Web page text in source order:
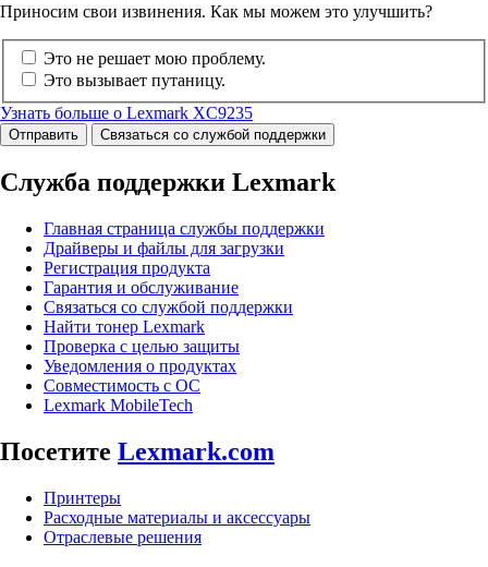
Приносим свои извинения. Как мы можем это улучшить?
Это не решает мою проблему.
Это вызывает путаницу.
Узнать больше о Lexmark XC9235
Отправить Связаться со службой поддержки
Служба поддержки Lexmark
Главная страница службы поддержки
Драйверы и файлы для загрузки
Регистрация продукта
Гарантия и обслуживание
Связаться со службой поддержки
Найти тонер Lexmark
Проверка с целью защиты
Уведомления о продуктах
Совместимость с ОС
Lexmark MobileTech
Посетите Lexmark.com
Принтеры
Расходные материалы и аксессуары
Отраслевые решения